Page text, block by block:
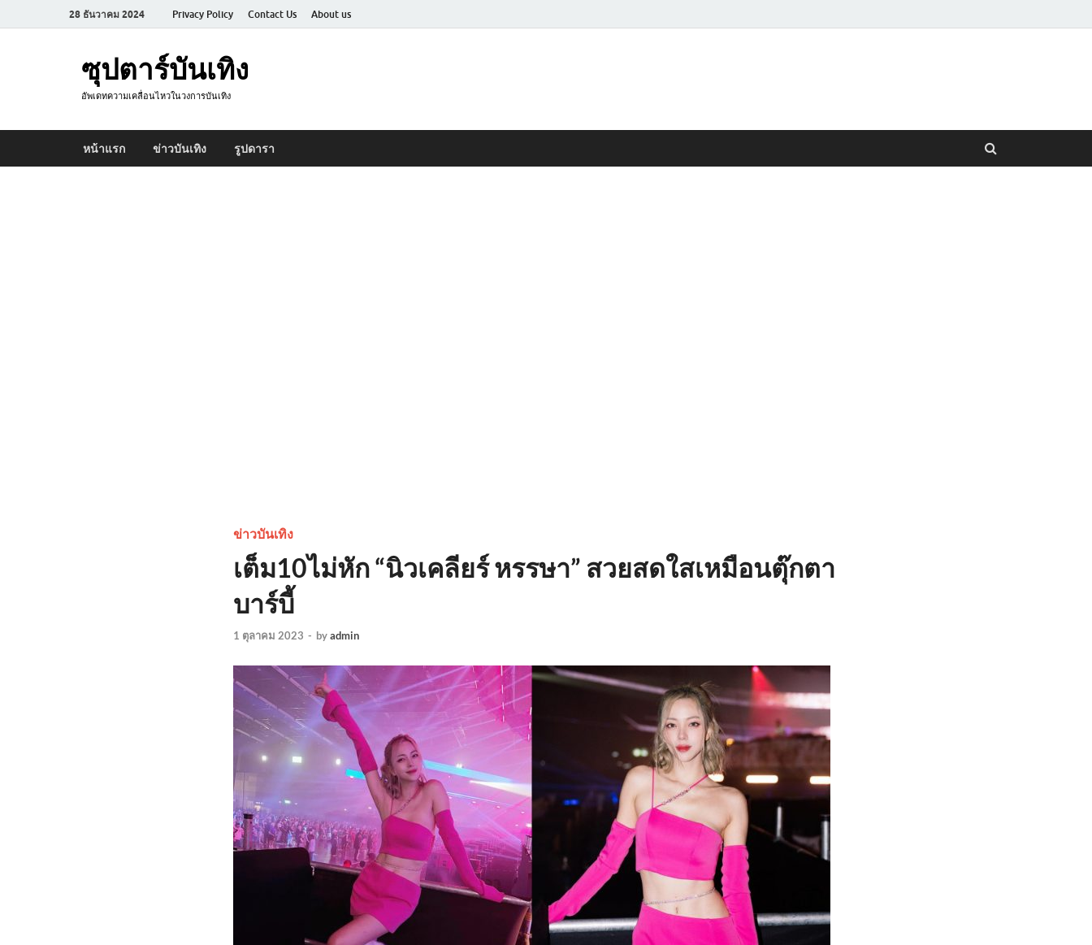
28 ธันวาคม 2024 Privacy Policy Contact Us About us
ซุปตาร์บันเทิง
อัพเดทความเคลื่อนไหวในวงการบันเทิง
หน้าแรก ข่าวบันเทิง รูปดารา
ข่าวบันเทิง
เต็ม10ไม่หัก “นิวเคลียร์ หรรษา” สวยสดใสเหมือนตุ๊กตา
บาร์บี้
1 ตุลาคม 2023 - byadmin